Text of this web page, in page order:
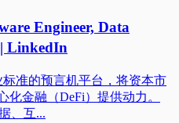
Engineer, Data
LinkedIn
标准的预言机平台，将资本市
金融（DeFi）提供动力。
、互...